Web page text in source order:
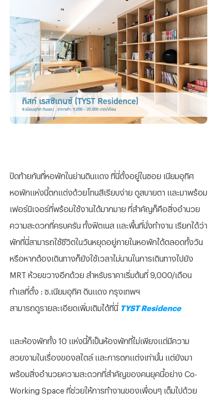
ปิดท้ายกันที่หอพักในย่านดินแดง ที่นี่ตั้งอยู่ในซอย เนียมอุทิศ
หอพักแห่งนี้ตกแต่งด้วยโทนสีเรียบง่าย ดูสบายตา และมาพร้อม
เฟอร์นิเจอร์ที่พร้อมใช้งานได้มากมาย ที่สำคัญก็คือสิ่งอำนวย
ความสะดวกที่ครบครัน ทั้งฟิตเนส และพื้นที่นั่งทำงาน เรียกได้ว่า
พักที่นี่สามารถใช้ชีวิตในวันหยุดอยู่ภายในหอพักได้ตลอดทั้งวัน
หรือหากต้องเดินทางก็ยังใช้เวลาไม่นานในการเดินทางไปยัง
MRT ห้วยขวางอีกด้วย สำหรับราคาเริ่มต้นที่ 9,000/เดือน
ทำเลที่ตั้ง : ซ.เนียมอุทิศ ดินแดง กรุงเทพฯ
สามารถดูรายละเอียดเพิ่มเติมได้ที่นี่ TYST Residence
และห้องพักทั้ง 10 แห่งนี้ก็เป็นห้องพักที่ไม่เพียงแต่มีความ
สวยงามในเรื่องของสไตล์ และการตกแต่งเท่านั้น แต่ยังมา
พร้อมสิ่งอำนวยความสะดวกที่สำคัญของคนยุคนี้อย่าง Co-
Working Space ที่ช่วยให้การทำงานของเพื่อนๆ เต็มไปด้วย